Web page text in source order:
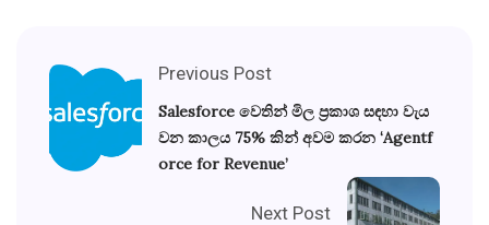
Previous Post
Salesforce වෙතින් මිල ප්‍රකාශ සඳහා වැය
වන කාලය 75% කින් අවම කරන ‘Agentf
orce for Revenue’
Next Post